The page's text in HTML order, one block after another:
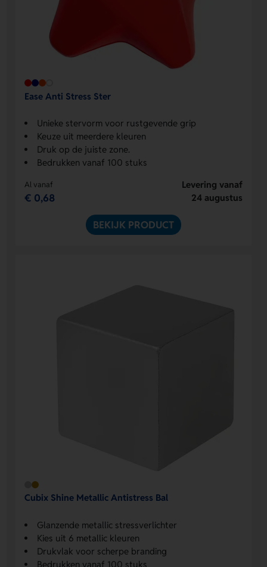
Ease Anti Stress Ster
Unieke stervorm voor rustgevende grip
Keuze uit meerdere kleuren
Druk op de juiste zone.
Bedrukken vanaf 100 stuks
Al vanaf
€ 0,68
Levering vanaf
24 augustus
BEKIJK PRODUCT
Cubix Shine Metallic Antistress Bal
Glanzende metallic stressverlichter
Kies uit 6 metallic kleuren
Drukvlak voor scherpe branding
Bedrukken vanaf 100 stuks